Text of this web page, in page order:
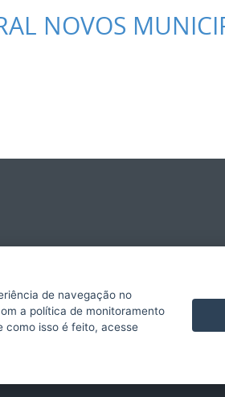
NOVOS
de navegação no
a política de monitoramento
como isso é feito, acesse